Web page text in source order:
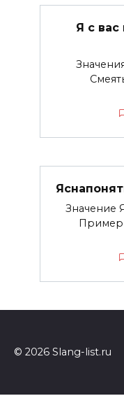
Я с
Значение
Пример
© 2026 Slang-list.ru